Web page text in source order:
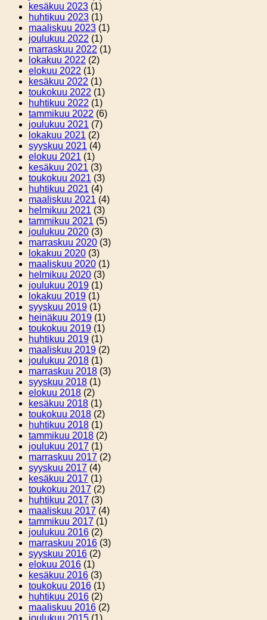
kesäkuu 2023 (1)
huhtikuu 2023 (1)
maaliskuu 2023 (1)
joulukuu 2022 (1)
marraskuu 2022 (1)
lokakuu 2022 (2)
elokuu 2022 (1)
kesäkuu 2022 (1)
toukokuu 2022 (1)
huhtikuu 2022 (1)
tammikuu 2022 (6)
joulukuu 2021 (7)
lokakuu 2021 (2)
syyskuu 2021 (4)
elokuu 2021 (1)
kesäkuu 2021 (3)
toukokuu 2021 (3)
huhtikuu 2021 (4)
maaliskuu 2021 (4)
helmikuu 2021 (3)
tammikuu 2021 (5)
joulukuu 2020 (3)
marraskuu 2020 (3)
lokakuu 2020 (3)
maaliskuu 2020 (1)
helmikuu 2020 (3)
joulukuu 2019 (1)
lokakuu 2019 (1)
syyskuu 2019 (1)
heinäkuu 2019 (1)
toukokuu 2019 (1)
huhtikuu 2019 (1)
maaliskuu 2019 (2)
joulukuu 2018 (1)
marraskuu 2018 (3)
syyskuu 2018 (1)
elokuu 2018 (2)
kesäkuu 2018 (1)
toukokuu 2018 (2)
huhtikuu 2018 (1)
tammikuu 2018 (2)
joulukuu 2017 (1)
marraskuu 2017 (2)
syyskuu 2017 (4)
kesäkuu 2017 (1)
toukokuu 2017 (2)
huhtikuu 2017 (3)
maaliskuu 2017 (4)
tammikuu 2017 (1)
joulukuu 2016 (2)
marraskuu 2016 (3)
syyskuu 2016 (2)
elokuu 2016 (1)
kesäkuu 2016 (3)
toukokuu 2016 (1)
huhtikuu 2016 (2)
maaliskuu 2016 (2)
joulukuu 2015 (1)